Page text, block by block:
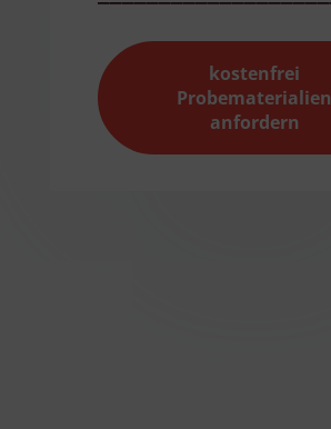
kostenfrei
Probematerialien
anfordern